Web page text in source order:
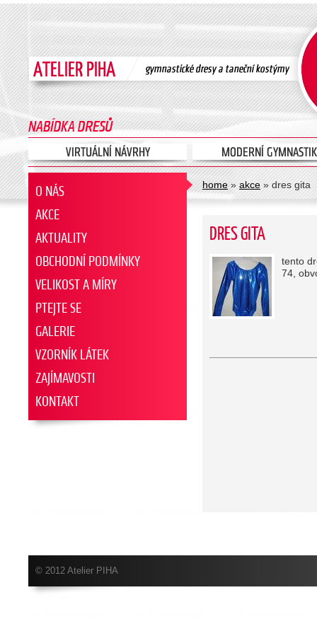
O NÁS
AKCE
AKTUALITY
OBCHODNÍ PODMÍNKY
VELIKOST A MÍRY
PTEJTE SE
GALERIE
VZORNÍK LÁTEK
ZAJÍMAVOSTI
KONTAKT
home»akce» dres gita
DRES GITA
tento
74,
© 2012 Atelier PIHA